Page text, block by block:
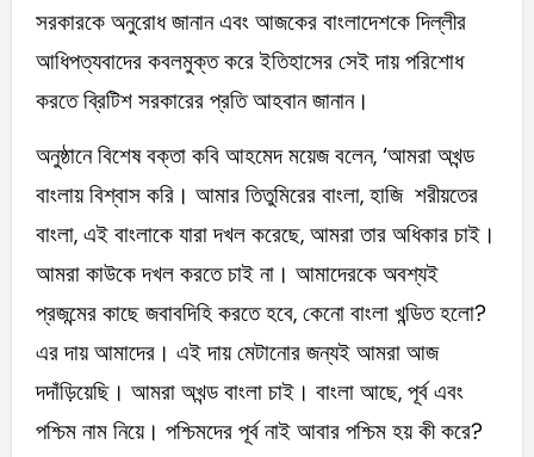
সরকারকে অনুরোধ জানান এবং আজকের বাংলাদেশকে দিল্লীর
আধিপত্যবাদের কবলমুক্ত করে ইতিহাসের সেই দায় পরিশোধ
করতে ব্রিটিশ সরকারের প্রতি আহবান জানান।
অনুষ্ঠানে বিশেষ বক্তা কবি আহমেদ ময়েজ বলেন, ‘আমরা অখন্ড
বাংলায় বিশ্বাস করি। আমার তিতুমিরের বাংলা, হাজি শরীয়তের
বাংলা, এই বাংলাকে যারা দখল করেছে, আমরা তার অধিকার চাই।
আমরা কাউকে দখল করতে চাই না। আমাদেরকে অবশ্যই
প্রজন্মের কাছে জবাবদিহি করতে হবে, কেনো বাংলা খন্ডিত হলো?
এর দায় আমাদের। এই দায় মেটানোর জন্যই আমরা আজ
দদাঁড়িয়েছি। আমরা অখন্ড বাংলা চাই। বাংলা আছে, পূর্ব এবং
পশ্চিম নাম নিয়ে। পশ্চিমদের পূর্ব নাই আবার পশ্চিম হয় কী করে?